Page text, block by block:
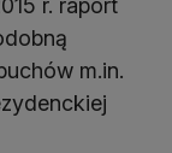
r. raport
m.in.